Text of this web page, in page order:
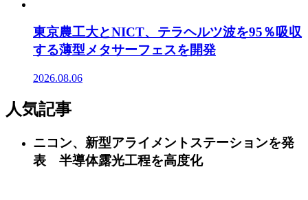
東京農工大とNICT、テラヘルツ波を95％吸収
する薄型メタサーフェスを開発
2026.08.06
人気記事
ニコン、新型アライメントステーションを発
表 半導体露光工程を高度化